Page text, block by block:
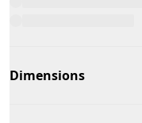
Dimensions